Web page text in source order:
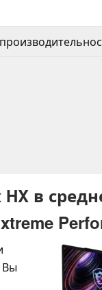
HX в
Вы